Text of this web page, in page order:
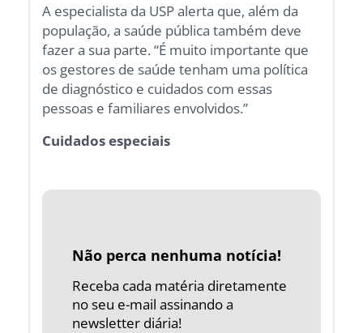
A especialista da USP alerta que, além da
população, a saúde pública também deve
fazer a sua parte. “É muito importante que
os gestores de saúde tenham uma política
de diagnóstico e cuidados com essas
pessoas e familiares envolvidos.”
Cuidados especiais
Não perca nenhuma notícia!
Receba cada matéria diretamente
no seu e-mail assinando a
newsletter diária!